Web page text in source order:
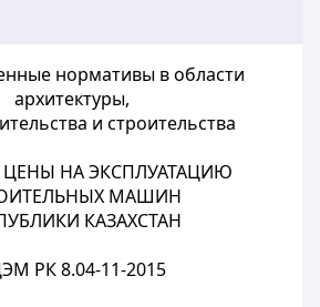
нормативы в области
архитектуры,
и строительства
НА ЭКСПЛУАТАЦИЮ
МАШИН
КАЗАХСТАН
РК 8.04-11-2015